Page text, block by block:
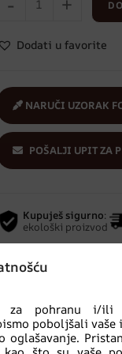
za pohranu i/ili
poboljšali vaše
oglašavanje.
Dodati u favorite
NARUČI UZORAK
POŠALJI UPIT ZA
Kupuješ sigurno:
ekološki proizvod